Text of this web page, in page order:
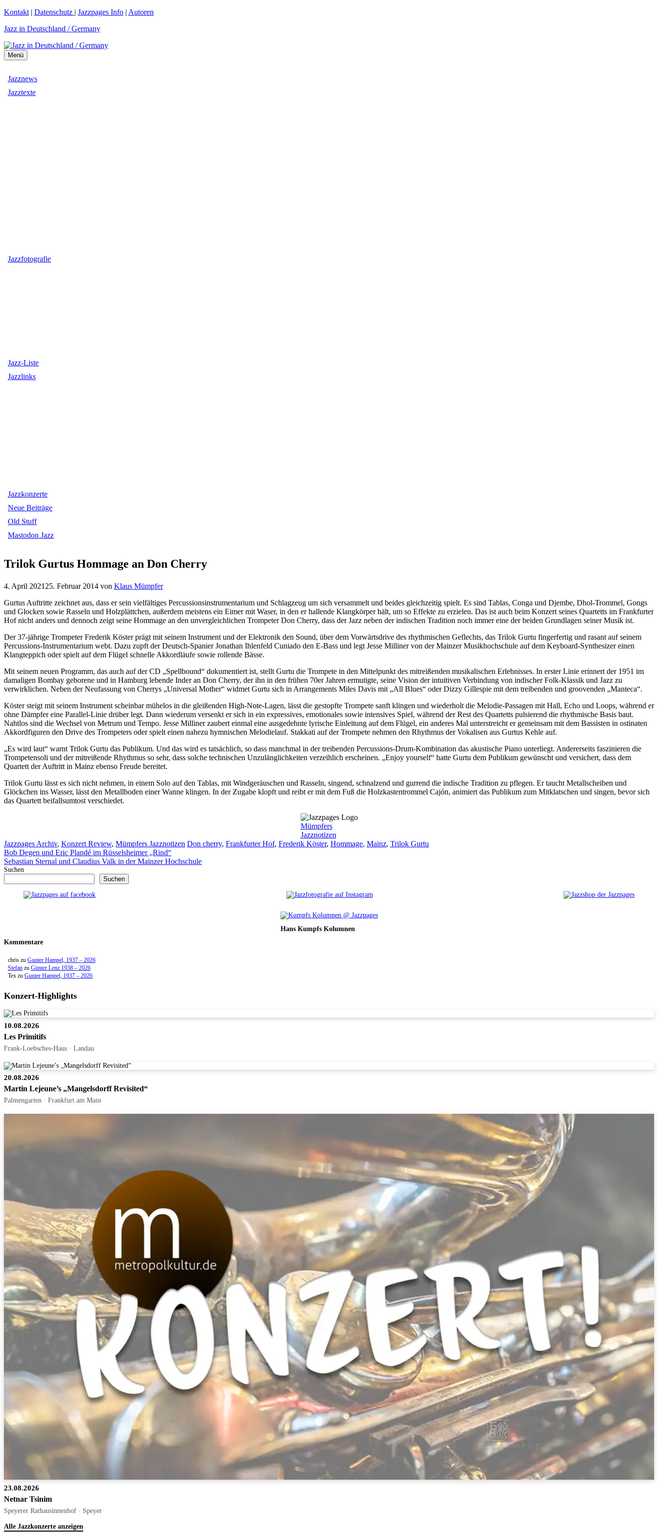
Zum
springen
Kontakt | Datenschutz | Jazzpages Info | Autoren
Jazz in Deutschland / Germany
Menü
Jazznews
Jazztexte
Jazzfotografie
Jazz-Liste
Jazzlinks
Jazzkonzerte
Neue Beiträge
Old Stuff
Mastodon Jazz
Trilok Gurtus Hommage an Don Cherry
4. April 2021 25. Februar 2014 von Klaus Mümpfer
Gurtus Auftritte zeichnet aus, dass er sein vielfältiges Percussionsinstrumentarium und Schlagzeug um sich versammelt und beides gleichzeitig spielt. Es sind Tablas, Conga und Djembe, Dhol-Trommel, Gongs
und Glocken sowie Rasseln und Holzplättchen, außerdem meistens ein Eimer mit Waser, in den er hallende Klangkörper hält, um so Effekte zu erzielen. Das ist auch beim Konzert seines Quartetts im Frankfurter
Hof nicht anders und dennoch zeigt seine Hommage an den unvergleichlichen Trompeter Don Cherry, dass der Jazz neben der indischen Tradition noch immer eine der beiden Grundlagen seiner Musik ist.
Der 37-jährige Trompeter Frederik Köster prägt mit seinem Instrument und der Elektronik den Sound, über dem Vorwärtsdrive des rhythmischen Geflechts, das Trilok Gurtu fingerfertig und rasant auf seinem
Percussions-Instrumentarium webt. Dazu zupft der Deutsch-Spanier Jonathan Ihlenfeld Cuniado den E-Bass und legt Jesse Milliner von der Mainzer Musikhochschule auf dem Keyboard-Synthesizer einen
Klangteppich oder spielt auf dem Flügel schnelle Akkordläufe sowie rollende Bässe.
Mit seinem neuen Programm, das auch auf der CD „Spellbound“ dokumentiert ist, stellt Gurtu die Trompete in den Mittelpunkt des mitreißenden musikalischen Erlebnisses. In erster Linie erinnert der 1951 im
damaligen Bombay geborene und in Hamburg lebende Inder an Don Cherry, der ihn in den frühen 70er Jahren ermutigte, seine Vision der intuitiven Verbindung von indischer Folk-Klassik und Jazz zu
verwirklichen. Neben der Neufassung von Cherrys „Universal Mother“ widmet Gurtu sich in Arrangements Miles Davis mit „All Blues“ oder Dizzy Gillespie mit dem treibenden und groovenden „Manteca“.
Köster steigt mit seinem Instrument scheinbar mühelos in die gleißenden High-Note-Lagen, lässt die gestopfte Trompete sanft klingen und wiederholt die Melodie-Passagen mit Hall, Echo und Loops, während er
ohne Dämpfer eine Parallel-Linie drüber legt. Dann wiederum versenkt er sich in ein expressives, emotionales sowie intensives Spiel, während der Rest des Quartetts pulsierend die rhythmische Basis baut.
Nahtlos sind die Wechsel von Metrum und Tempo. Jesse Milliner zaubert einmal eine ausgedehnte lyrische Einleitung auf dem Flügel, ein anderes Mal unterstreicht er gemeinsam mit dem Bassisten in ostinaten
Akkordfiguren den Drive des Trompeters oder spielt einen nahezu hymnischen Melodielauf. Stakkati auf der Trompete nehmen den Rhythmus der Vokalisen aus Gurtus Kehle auf.
„Es wird laut“ warnt Trilok Gurtu das Publikum. Und das wird es tatsächlich, so dass manchmal in der treibenden Percussions-Drum-Kombination das akustische Piano unterliegt. Andererseits faszinieren die
Trompetensoli und der mitreißende Rhythmus so sehr, dass solche technischen Unzulänglichkeiten verzeihlich erscheinen. „Enjoy yourself“ hatte Gurtu dem Publikum gewünscht und versichert, dass dem
Quartett der Auftritt in Mainz ebenso Freude bereitet.
Trilok Gurtu lässt es sich nicht nehmen, in einem Solo auf den Tablas, mit Windgeräuschen und Rasseln, singend, schnalzend und gurrend die indische Tradition zu pflegen. Er taucht Metallscheiben und
Glöckchen ins Wasser, lässt den Metallboden einer Wanne klingen. In der Zugabe klopft und reibt er mit dem Fuß die Holzkastentrommel Cajón, animiert das Publikum zum Mitklatschen und singen, bevor sich
das Quartett beifallsumtost verschiedet.
Mümpfers
Jazznotizen
Kategorien
Jazzpages Archiv, Konzert Review, Mümpfers Jazznotizen Schlagwörter
Don cherry, Frankfurter Hof, Frederik Köster, Hommage, Mainz, Trilok Gurtu
Bob Degen und Eric Plandé im Rüsselsheimer „Rind“
Sebastian Sternal und Claudius Valk in der Mainzer Hochschule
Suchen
Suchen
Hans Kumpfs Kolumnen
Kommentare
chris zu Gunter Hampel, 1937 – 2026
Stefan zu Günter Lenz 1938 – 2026
Tex zu Gunter Hampel, 1937 – 2026
Konzert-Highlights
10.08.2026
Les Primitifs
Frank-Loebsches-Haus · Landau
20.08.2026
Martin Lejeune’s „Mangelsdorff Revisited“
Palmengarten · Frankfurt am Main
23.08.2026
Netnar Tsinim
Speyerer Rathausinnenhof · Speyer
Alle Jazzkonzerte anzeigen